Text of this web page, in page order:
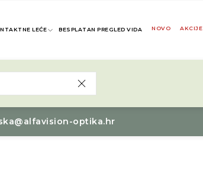
LEĆE BESPLATAN PREGLED VIDA NOVO AKCIJE
optika.hr